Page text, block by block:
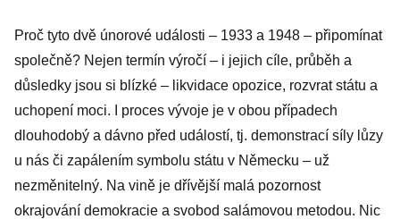
Proč tyto dvě únorové události – 1933 a 1948 – připomínat
společně? Nejen termín výročí – i jejich cíle, průběh a
důsledky jsou si blízké – likvidace opozice, rozvrat státu a
uchopení moci. I proces vývoje je v obou případech
dlouhodobý a dávno před událostí, tj. demonstrací síly lůzy
u nás či zapálením symbolu státu v Německu – už
nezměnitelný. Na vině je dřívější malá pozornost
okrajování demokracie a svobod salámovou metodou. Nic